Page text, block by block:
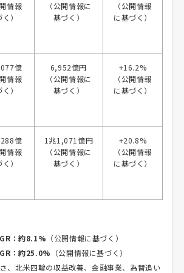
情報
）
（公開情報に
基づく）
（公開情報
に基づく）
億
情報
）
6,952億円
（公開情報に
基づく）
+16.2%
（公開情報
に基づく）
億
情報
）
1兆1,071億円
（公開情報に
基づく）
+20.8%
（公開情報
に基づく）
：約8.1% （公開情報に基づく）
：約25.0% （公開情報に基づく）
、北米四輪の収益改善、金融事業、為替追い